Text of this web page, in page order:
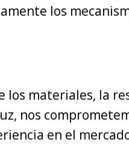
los
materiales, la
nos
en el